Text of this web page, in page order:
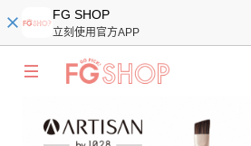
FG SHOP
立刻使用官方APP